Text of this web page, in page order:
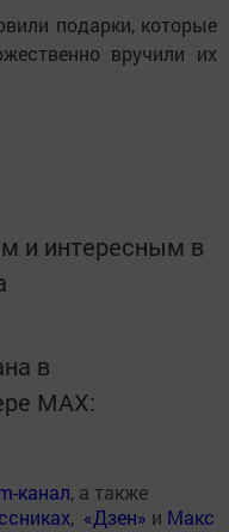
подарки, которые
вручили их
и интересным в
в
MАХ:
канал, а также
, «Дзен» и Макс